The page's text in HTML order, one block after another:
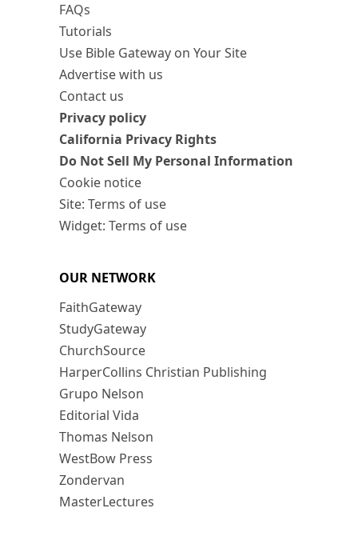
FAQs
Tutorials
Use Bible Gateway on Your Site
Advertise with us
Contact us
Privacy policy
California Privacy Rights
Do Not Sell My Personal Information
Cookie notice
Site: Terms of use
Widget: Terms of use
OUR NETWORK
FaithGateway
StudyGateway
ChurchSource
HarperCollins Christian Publishing
Grupo Nelson
Editorial Vida
Thomas Nelson
WestBow Press
Zondervan
MasterLectures